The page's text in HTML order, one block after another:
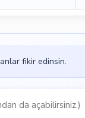
fikir edinsin.
da açabilirsiniz.)